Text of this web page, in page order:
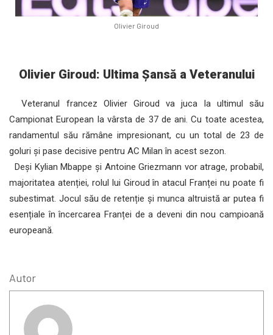
Olivier Giroud
Olivier Giroud: Ultima Șansă a Veteranului
Veteranul francez Olivier Giroud va juca la ultimul său
Campionat European la vârsta de 37 de ani. Cu toate acestea,
randamentul său rămâne impresionant, cu un total de 23 de
goluri și pase decisive pentru AC Milan în acest sezon.
Deși Kylian Mbappe și Antoine Griezmann vor atrage, probabil,
majoritatea atenției, rolul lui Giroud în atacul Franței nu poate fi
subestimat. Jocul său de retenție și munca altruistă ar putea fi
esențiale în încercarea Franței de a deveni din nou campioană
europeană.
Autor